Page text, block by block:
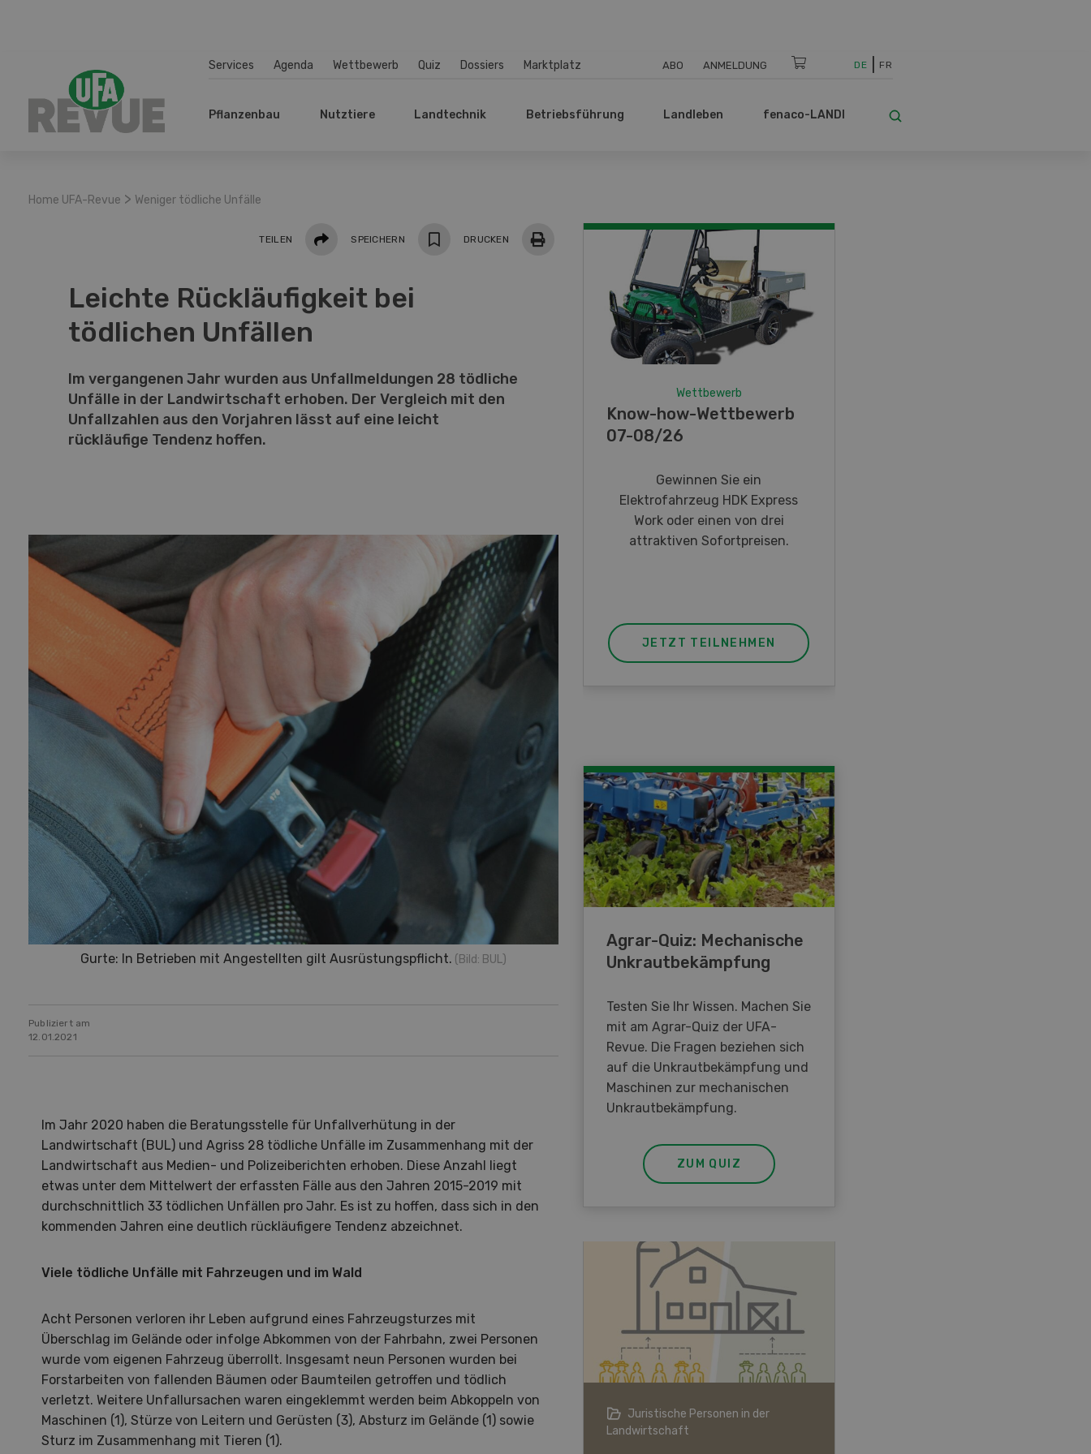
Services Agenda Wettbewerb Quiz Dossiers Marktplatz ABO ANMELDUNG DE FR
Pflanzenbau Nutztiere Landtechnik Betriebsführung Landleben fenaco-LANDI
Home UFA-Revue > Weniger tödliche Unfälle
TEILEN Teilen SPEICHERN DRUCKEN
Leichte Rückläufigkeit bei
tödlichen Unfällen
Im vergangenen Jahr wurden aus Unfallmeldungen 28 tödliche
Unfälle in der Landwirtschaft erhoben. Der Vergleich mit den
Unfallzahlen aus den Vorjahren lässt auf eine leicht
rückläufige Tendenz hoffen.
Gurte: In Betrieben mit Angestellten gilt Ausrüstungspflicht. (Bild: BUL)
Publiziert am
12.01.2021
Im Jahr 2020 haben die Beratungsstelle für Unfallverhütung in der
Landwirtschaft (BUL) und Agriss 28 tödliche Unfälle im Zusammenhang mit der
Landwirtschaft aus Medien- und Polizeiberichten erhoben. Diese Anzahl liegt
etwas unter dem Mittelwert der erfassten Fälle aus den Jahren 2015-2019 mit
durchschnittlich 33 tödlichen Unfällen pro Jahr. Es ist zu hoffen, dass sich in den
kommenden Jahren eine deutlich rückläufigere Tendenz abzeichnet.
Viele tödliche Unfälle mit Fahrzeugen und im Wald
Acht Personen verloren ihr Leben aufgrund eines Fahrzeugsturzes mit
Überschlag im Gelände oder infolge Abkommen von der Fahrbahn, zwei Personen
wurde vom eigenen Fahrzeug überrollt. Insgesamt neun Personen wurden bei
Forstarbeiten von fallenden Bäumen oder Baumteilen getroffen und tödlich
verletzt. Weitere Unfallursachen waren eingeklemmt werden beim Abkoppeln von
Maschinen (1), Stürze von Leitern und Gerüsten (3), Absturz im Gelände (1) sowie
Sturz im Zusammenhang mit Tieren (1).
Wettbewerb
Know-how-Wettbewerb
07-08/26
Gewinnen Sie ein
Elektrofahrzeug HDK Express
Work oder einen von drei
attraktiven Sofortpreisen.
JETZT TEILNEHMEN
Agrar-Quiz: Mechanische
Unkrautbekämpfung
Testen Sie Ihr Wissen. Machen Sie
mit am Agrar-Quiz der UFA-
Revue. Die Fragen beziehen sich
auf die Unkrautbekämpfung und
Maschinen zur mechanischen
Unkrautbekämpfung.
ZUM QUIZ
Hof in neuer Hand Landwirtschaft im Klimawandel
Juristische Personen in der
Landwirtschaft